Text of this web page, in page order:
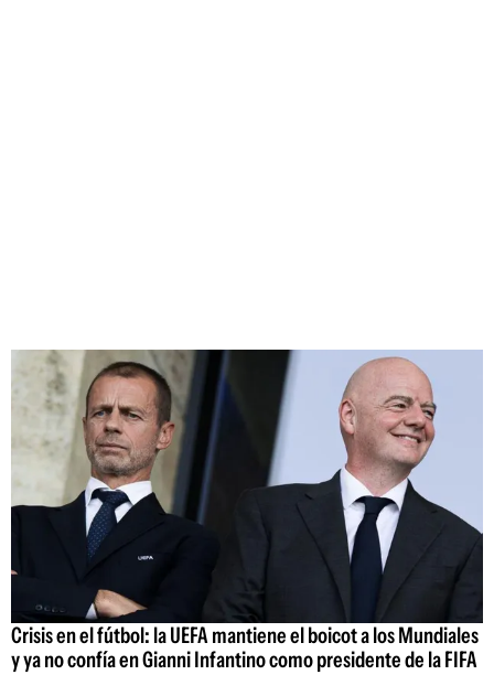
Crisis en el fútbol: la UEFA mantiene el boicot a los Mundiales
y ya no confía en Gianni Infantino como presidente de la FIFA